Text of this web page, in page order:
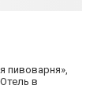
пивоварня»,
в